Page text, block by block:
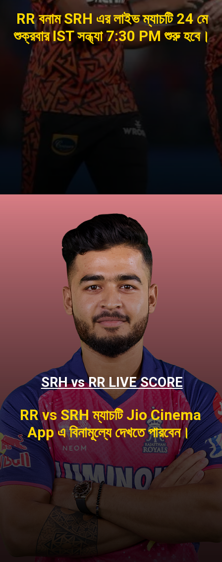
RR বনাম SRH এর লাইভ ম্যাচটি 24 মে
শুক্রবার IST সন্ধ্যা 7:30 PM শুরু হবে।
RR vs SRH ম্যাচটি Jio Cinema
App এ বিনামূল্যে দেখতে পারবেন।
SRH vs RR LIVE SCORE